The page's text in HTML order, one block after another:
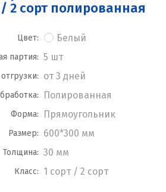
/ 2 сорт полированная
Цвет: Белый
партия: 5 шт
от 3 дней
Полированная
Форма: Прямоугольник
Размер: 600*300 мм
Толщина: 30 мм
Класс: 1 сорт / 2 сорт